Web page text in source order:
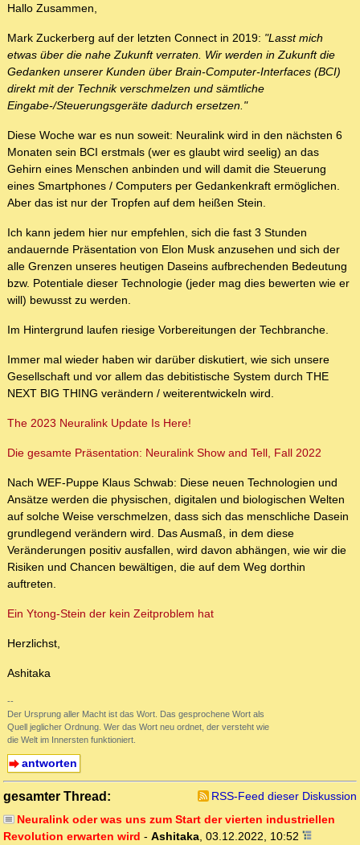
Hallo Zusammen,
Mark Zuckerberg auf der letzten Connect in 2019: "Lasst mich
etwas über die nahe Zukunft verraten. Wir werden in Zukunft die
Gedanken unserer Kunden über Brain-Computer-Interfaces (BCI)
direkt mit der Technik verschmelzen und sämtliche
Eingabe-/Steuerungsgeräte dadurch ersetzen."
Diese Woche war es nun soweit: Neuralink wird in den nächsten 6
Monaten sein BCI erstmals (wer es glaubt wird seelig) an das
Gehirn eines Menschen anbinden und will damit die Steuerung
eines Smartphones / Computers per Gedankenkraft ermöglichen.
Aber das ist nur der Tropfen auf dem heißen Stein.
Ich kann jedem hier nur empfehlen, sich die fast 3 Stunden
andauernde Präsentation von Elon Musk anzusehen und sich der
alle Grenzen unseres heutigen Daseins aufbrechenden Bedeutung
bzw. Potentiale dieser Technologie (jeder mag dies bewerten wie er
will) bewusst zu werden.
Im Hintergrund laufen riesige Vorbereitungen der Techbranche.
Immer mal wieder haben wir darüber diskutiert, wie sich unsere
Gesellschaft und vor allem das debitistische System durch THE
NEXT BIG THING verändern / weiterentwickeln wird.
The 2023 Neuralink Update Is Here!
Die gesamte Präsentation: Neuralink Show and Tell, Fall 2022
Nach WEF-Puppe Klaus Schwab: Diese neuen Technologien und
Ansätze werden die physischen, digitalen und biologischen Welten
auf solche Weise verschmelzen, dass sich das menschliche Dasein
grundlegend verändern wird. Das Ausmaß, in dem diese
Veränderungen positiv ausfallen, wird davon abhängen, wie wir die
Risiken und Chancen bewältigen, die auf dem Weg dorthin
auftreten.
Ein Ytong-Stein der kein Zeitproblem hat
Herzlichst,
Ashitaka
--
Der Ursprung aller Macht ist das Wort. Das gesprochene Wort als
Quell jeglicher Ordnung. Wer das Wort neu ordnet, der versteht wie
die Welt im Innersten funktioniert.
antworten
gesamter Thread:
RSS-Feed dieser Diskussion
Neuralink oder was uns zum Start der vierten industriellen
Revolution erwarten wird - Ashitaka, 03.12.2022, 10:52